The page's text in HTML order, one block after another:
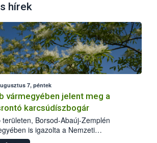
hírek
7, péntek
vármegyében jelent meg a
karcsúdíszbogár
területen, Borsod-Abaúj-Zemplén
is igazolta a Nemzeti
biztonsági Hivatal (Nébih) a